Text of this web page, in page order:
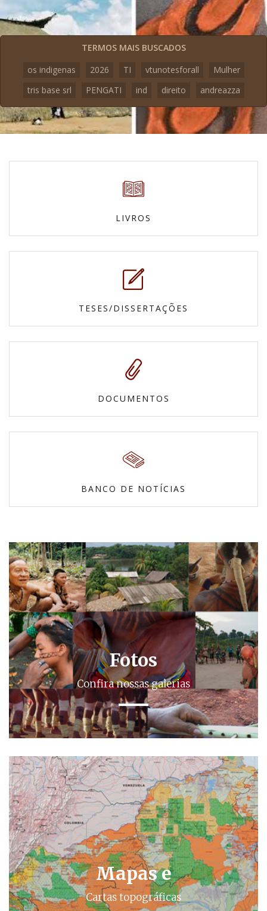
TERMOS MAIS BUSCADOS
os indigenas
2026 TI vtunotesforall
Mulher
tris base srl
PENGATI ind direito andreazza
LIVROS
TESES/DISSERTAÇÕES
DOCUMENTOS
BANCO DE NOTÍCIAS
Fotos
Confira nossas galerias
Mapas e
Cartas topográficas